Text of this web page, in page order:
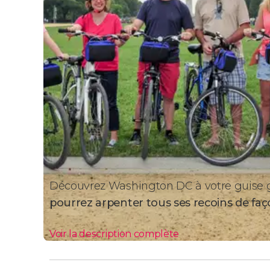
Découvrez Washington DC à votre guise
pourrez arpenter tous ses recoins de
Voir la description complète